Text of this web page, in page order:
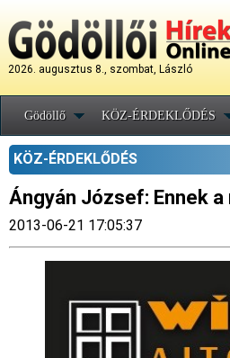
2026. augusztus 8., szombat, László
Gödöllő KÖZ-ÉRDEKLŐDÉS
KÖZ-ÉRDEKLŐDÉS
Ángyán József: Ennek
2013-06-21 17:05:37